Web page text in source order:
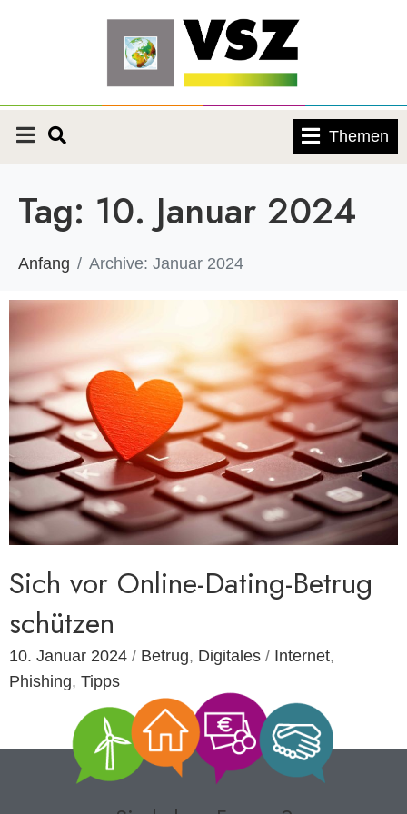
Themen
Tag: 10. Januar 2024
Anfang Archive: Januar 2024
Sich vor Online-Dating-Betrug
schützen
10. Januar 2024 / Betrug, Digitales / Internet,
Phishing, Tipps